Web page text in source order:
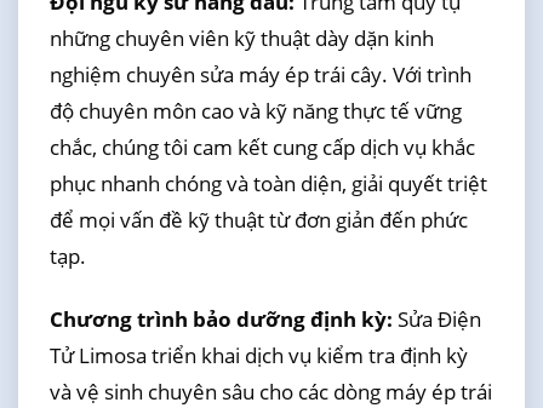
những chuyên viên kỹ thuật dày dặn kinh
nghiệm chuyên sửa máy ép trái cây. Với trình
độ chuyên môn cao và kỹ năng thực tế vững
chắc, chúng tôi cam kết cung cấp dịch vụ khắc
phục nhanh chóng và toàn diện, giải quyết triệt
để mọi vấn đề kỹ thuật từ đơn giản đến phức
tạp.
Chương trình bảo dưỡng định kỳ: Sửa Điện
Tử Limosa triển khai dịch vụ kiểm tra định kỳ
và vệ sinh chuyên sâu cho các dòng máy ép trái